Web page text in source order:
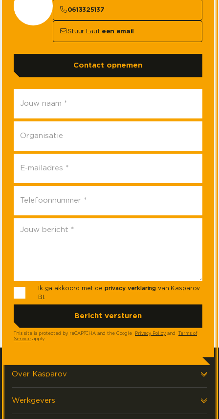
0613325137
Stuur Laut een email
Contact opnemen
Ik ga akkoord met de privacy verklaring van Kasparov
BI.
This site is protected by reCAPTCHA and the Google Privacy Policy and Terms of
Service apply.
Over Kasparov
Werkgevers